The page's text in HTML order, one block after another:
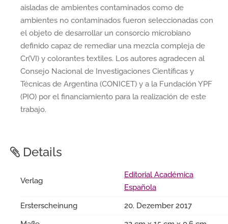
aisladas de ambientes contaminados como de
ambientes no contaminados fueron seleccionadas con
el objeto de desarrollar un consorcio microbiano
definido capaz de remediar una mezcla compleja de
Cr(VI) y colorantes textiles. Los autores agradecen al
Consejo Nacional de Investigaciones Científicas y
Técnicas de Argentina (CONICET) y a la Fundación YPF
(PIO) por el financiamiento para la realización de este
trabajo.
Details
Verlag
Editorial Académica
Española
Ersterscheinung
20. Dezember 2017